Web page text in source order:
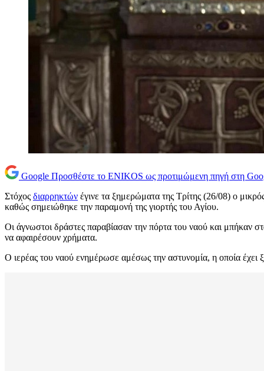
Google Προσθέστε το ENIKOS ως προτιμώμενη πηγή στη
Στόχος διαρρηκτών έγινε τα ξημερώματα της Τρίτης (26/08) ο
καθώς σημειώθηκε την παραμονή της γιορτής του Αγίου.
Οι άγνωστοι δράστες παραβίασαν την πόρτα του ναού και μπήκαν
να αφαιρέσουν χρήματα.
Ο ιερέας του ναού ενημέρωσε αμέσως την αστυνομία, η οποία έχει